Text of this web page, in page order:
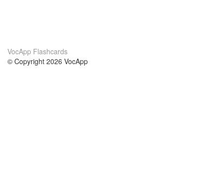
VocApp Flashcards
© Copyright 2026 VocApp